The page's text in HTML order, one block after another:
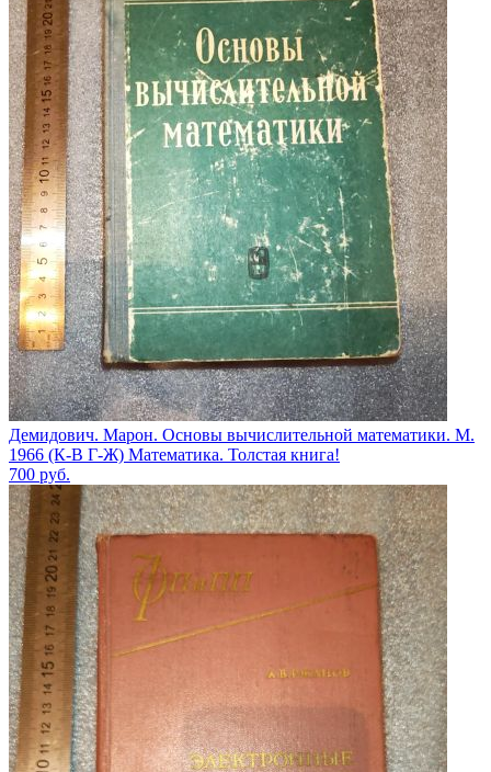
Демидович. Марон. Основы вычислительной математики. М.
1966 (К-В Г-Ж) Математика. Толстая книга!
700 руб.